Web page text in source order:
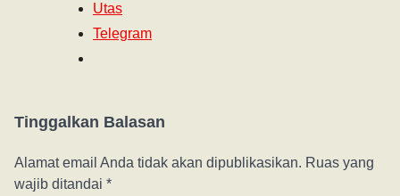
Utas
Telegram
Tinggalkan Balasan
Alamat email Anda tidak akan dipublikasikan. Ruas yang
wajib ditandai *